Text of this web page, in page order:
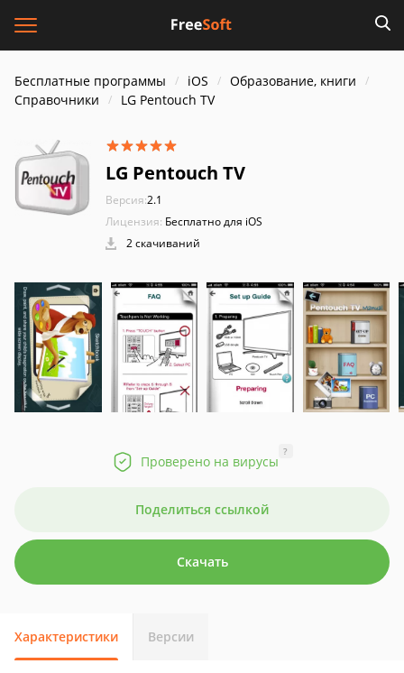
Бесплатные программы iOS
Образование, книги
Справочники
LG Pentouch TV
LG Pentouch TV
Версия:2.1
Лицензия: Бесплатно для iOS
2 скачиваний
Проверено на вирусы
?
Поделиться ссылкой
Скачать
Характеристики Версии